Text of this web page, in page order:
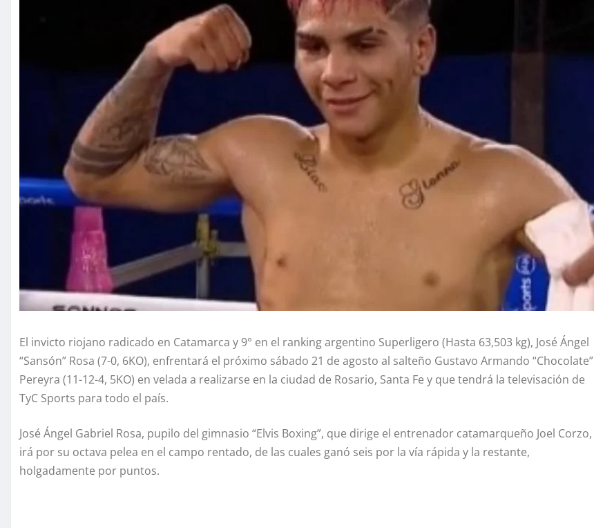
El invicto riojano radicado en Catamarca y 9° en el ranking argentino Superligero (Hasta 63,503 kg), José Ángel
“Sansón” Rosa (7-0, 6KO), enfrentará el próximo sábado 21 de agosto al salteño Gustavo Armando “Chocolate”
Pereyra (11-12-4, 5KO) en velada a realizarse en la ciudad de Rosario, Santa Fe y que tendrá la televisación de
TyC Sports para todo el país.
José Ángel Gabriel Rosa, pupilo del gimnasio “Elvis Boxing”, que dirige el entrenador catamarqueño Joel Corzo,
irá por su octava pelea en el campo rentado, de las cuales ganó seis por la vía rápida y la restante,
holgadamente por puntos.